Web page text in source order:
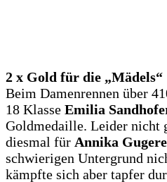
2 x Gold für die „Mädels“
Beim Damenrennen über
18 Klasse Emilia
Goldmedaille. Leider nicht
diesmal für Annika
schwierigen Untergrund
kämpfte sich aber tapfer